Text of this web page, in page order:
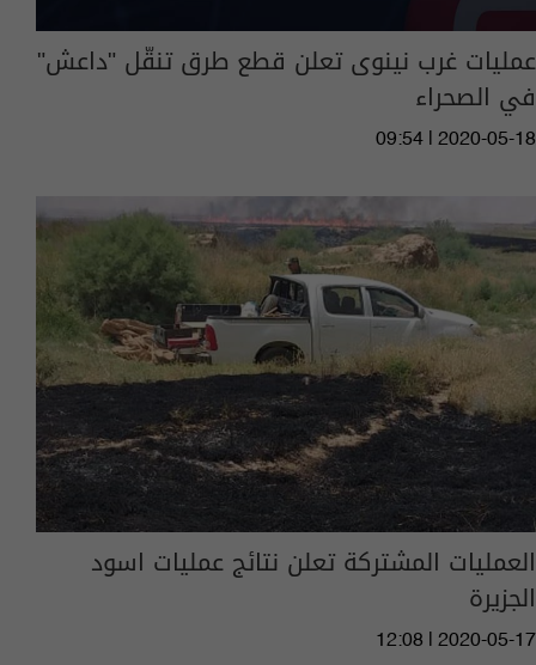
عمليات غرب نينوى تعلن قطع طرق تنقّل "داعش"
في الصحراء
09:54 | 2020-05-18
العمليات المشتركة تعلن نتائج عمليات اسود
الجزيرة
12:08 | 2020-05-17